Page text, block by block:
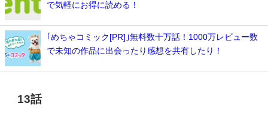
で気軽にお得に読める！
｢めちゃコミック[PR]｣無料数十万話！1000万レビュー数
で未知の作品に出会ったり感想を共有したり！
13話